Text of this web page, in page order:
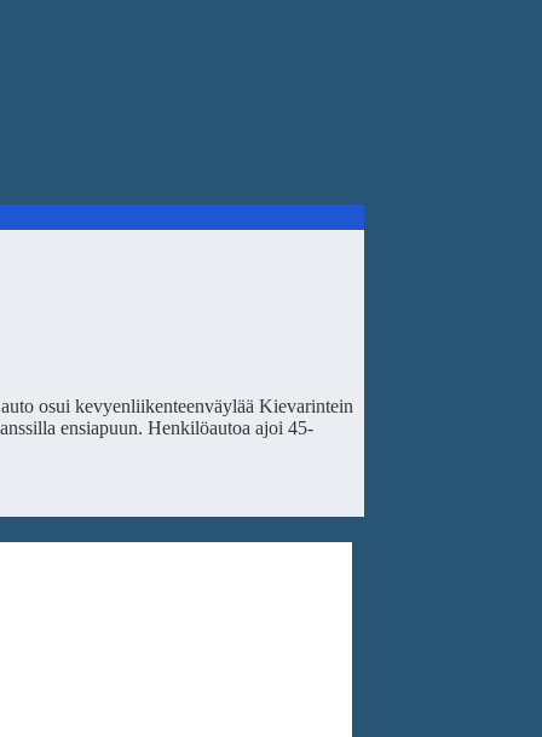
osui kevyenliikenteenväylää Kievarintein
ensiapuun. Henkilöautoa ajoi 45-